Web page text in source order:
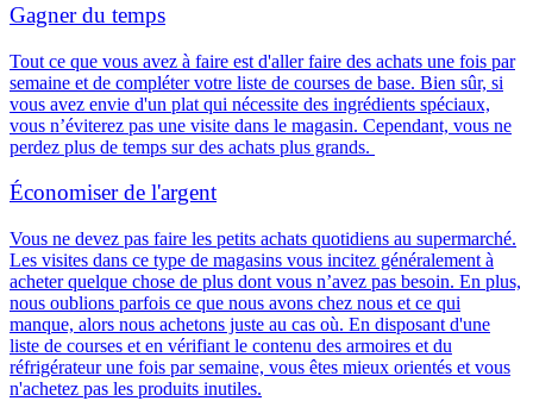
Gagner du temps
Tout ce que vous avez à faire est d'aller faire des achats une fois par
semaine et de compléter votre liste de courses de base. Bien sûr, si
vous avez envie d'un plat qui nécessite des ingrédients spéciaux,
vous n’éviterez pas une visite dans le magasin. Cependant, vous ne
perdez plus de temps sur des achats plus grands.
Économiser de l'argent
Vous ne devez pas faire les petits achats quotidiens au supermarché.
Les visites dans ce type de magasins vous incitez généralement à
acheter quelque chose de plus dont vous n’avez pas besoin. En plus,
nous oublions parfois ce que nous avons chez nous et ce qui
manque, alors nous achetons juste au cas où. En disposant d'une
liste de courses et en vérifiant le contenu des armoires et du
réfrigérateur une fois par semaine, vous êtes mieux orientés et vous
n'achetez pas les produits inutiles.